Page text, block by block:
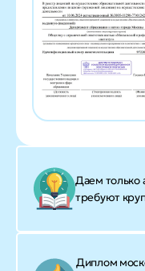
Даем только
требуют
Диплом